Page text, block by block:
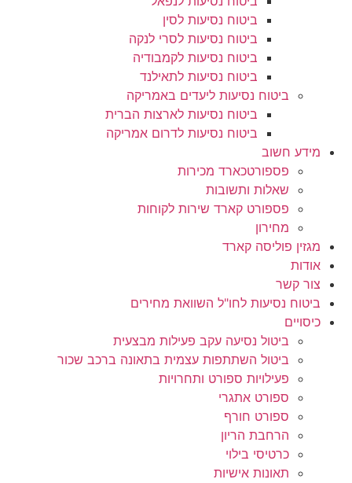
ביטוח נסיעות לסין
ביטוח נסיעות לסרי לנקה
ביטוח נסיעות לקמבודיה
ביטוח נסיעות לתאילנד
ביטוח נסיעות ליעדים באמריקה
ביטוח נסיעות לארצות הברית
ביטוח נסיעות לדרום אמריקה
מידע חשוב
פספורטכארד מכירות
שאלות ותשובות
פספורט קארד שירות לקוחות
מחירון
מגזין פוליסה קארד
אודות
צור קשר
ביטוח נסיעות לחו"ל השוואת מחירים
כיסויים
ביטול נסיעה עקב פעילות מבצעית
ביטול השתתפות עצמית בתאונה ברכב שכור
פעילויות ספורט ותחרויות
ספורט אתגרי
ספורט חורף
הרחבת הריון
כרטיסי בילוי
תאונות אישיות